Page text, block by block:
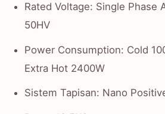
Rated Voltage: Single Phase
50HV
Power Consumption: Cold
Extra Hot 2400W
Sistem Tapisan: Nano